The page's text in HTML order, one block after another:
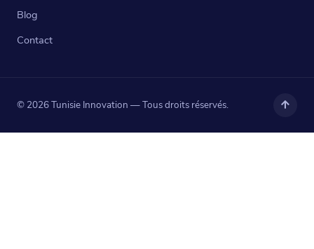
Blog
Contact
© 2026 Tunisie Innovation — Tous droits réservés.
Haut